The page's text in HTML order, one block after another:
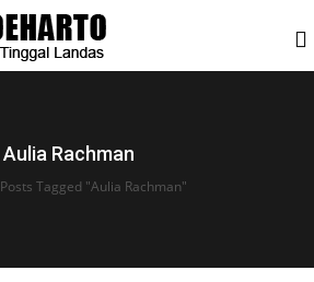
Aulia Rachman
Posts Tagged "Aulia Rachman"